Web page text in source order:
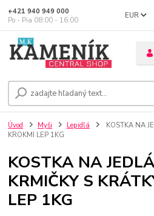
EUR
+421 940 949 000
Po - Pia 08:00 - 16:00
Úvod Myši Lepidlá
KOSTKA NA
KROKMI LEP 1KG
KOSTKA NA
KRMIČKY S
LEP 1KG